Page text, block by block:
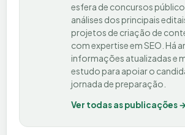
esfera de concursos
análises dos principais
projetos de criação de
com expertise em SEO. Há
informações atualizadas e
estudo para apoiar o
jornada de preparação.
Ver todas as publicações